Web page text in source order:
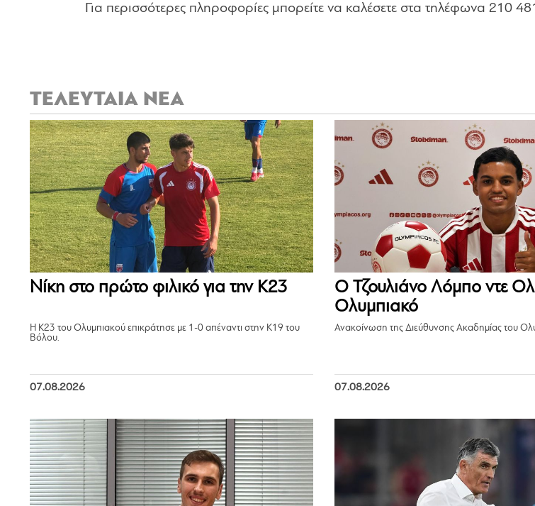
Για περισσότερες πληροφορίες μπορείτε να καλέσετε στα τηλέφωνα 210
ΤΕΛΕΥΤΑΙΑ ΝΕΑ
Νίκη στο πρώτο φιλικό για την Κ23
Η Κ23 του Ολυμπιακού επικράτησε με 1-0 απέναντι στην Κ19 του
Βόλου.
07.08.2026
Ο Τζουλιάνο Λόμπο ντε
Ολυμπιακό
Ανακοίνωση της Διεύθυνσης Ακαδημίας του
07.08.2026